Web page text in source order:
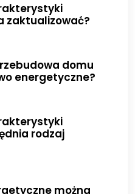
zaktualizować?
domu
energetyczne?
rodzaj
można